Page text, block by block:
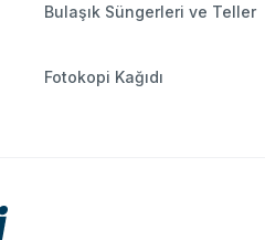
Bulaşık Süngerleri ve Teller
Fotokopi Kağıdı